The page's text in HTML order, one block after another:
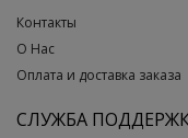
Контакты
О Нас
Оплата и доставка заказа
СЛУЖБА